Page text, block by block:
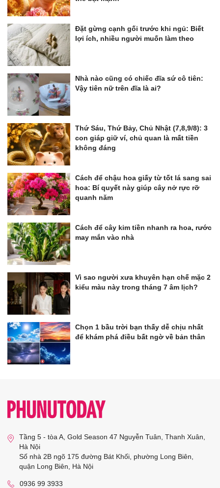
Đặt gừng cạnh gối trước khi ngủ: Biết
lợi ích, nhiều người muốn làm theo
Nhà nào cũng có chiếc đĩa sứ cô tiên:
Vậy tiên nữ trên đĩa là ai?
Thứ Sáu, Thứ Bảy, Chủ Nhật (7,8,9/8): 3
con giáp giữ ví, chủ quan là mất tiền
không đáng
Cách để chậu hoa giấy từ tốt lá sang sai
hoa: Bí quyết này giúp cây nở rực rỡ
quanh năm
Cách để cây kim tiền nhanh ra hoa, rước
may mắn vào nhà
Vì sao người xưa khuyên hạn chế mặc 2
kiểu màu này trong tháng 7 âm lịch?
Chọn 1 bầu trời bạn thấy dễ chịu nhất
để khám phá điều bất ngờ về bản thân
Tầng 5 - tòa A, Gold Season 47 Nguyễn Tuân, Thanh Xuân,
Hà Nội
Số nhà 2B ngõ 175 đường Bát Khối, phường Long Biên,
quận Long Biên, Hà Nội
0936 99 3933